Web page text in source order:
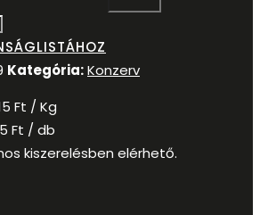
Kategória:Konzerv
Ft / Kg
Ft / db
kiszerelésben elérhető.